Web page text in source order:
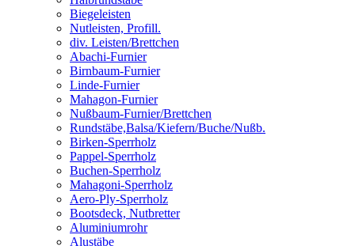
Biegeleisten
Nutleisten, Profill.
div. Leisten/Brettchen
Abachi-Furnier
Birnbaum-Furnier
Linde-Furnier
Mahagon-Furnier
Nußbaum-Furnier/Brettchen
Rundstäbe,Balsa/Kiefern/Buche/Nußb.
Birken-Sperrholz
Pappel-Sperrholz
Buchen-Sperrholz
Mahagoni-Sperrholz
Aero-Ply-Sperrholz
Bootsdeck, Nutbretter
Aluminiumrohr
Alustäbe